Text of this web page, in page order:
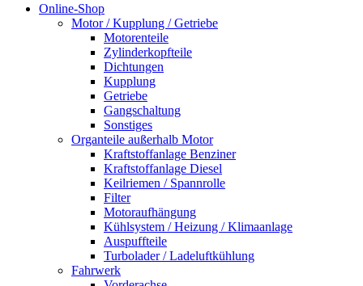
Online-Shop
Motor / Kupplung / Getriebe
Motorenteile
Zylinderkopfteile
Dichtungen
Kupplung
Getriebe
Gangschaltung
Sonstiges
Organteile außerhalb Motor
Kraftstoffanlage Benziner
Kraftstoffanlage Diesel
Keilriemen / Spannrolle
Filter
Motoraufhängung
Kühlsystem / Heizung / Klimaanlage
Auspuffteile
Turbolader / Ladeluftkühlung
Fahrwerk